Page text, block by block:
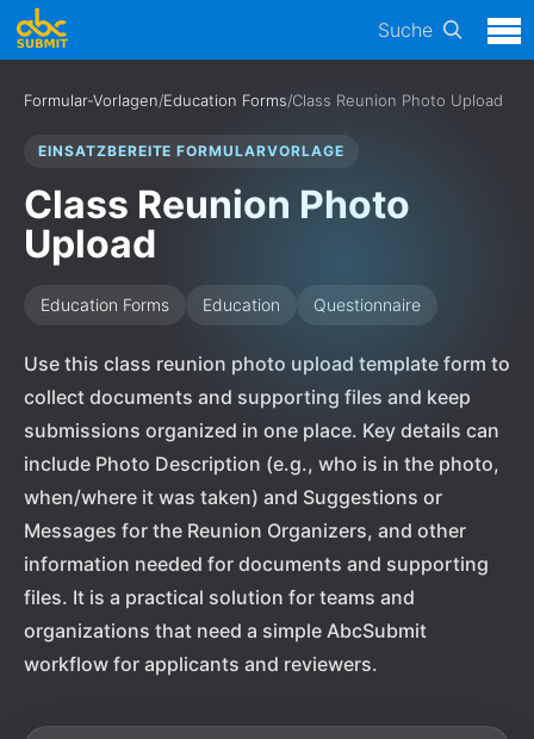
Suche
Formular-Vorlagen/Education Forms/Class Reunion Photo Upload
EINSATZBEREITE FORMULARVORLAGE
Class Reunion Photo
Upload
Education Forms Education Questionnaire
Use this class reunion photo upload template form to
collect documents and supporting files and keep
submissions organized in one place. Key details can
include Photo Description (e.g., who is in the photo,
when/where it was taken) and Suggestions or
Messages for the Reunion Organizers, and other
information needed for documents and supporting
files. It is a practical solution for teams and
organizations that need a simple AbcSubmit
workflow for applicants and reviewers.